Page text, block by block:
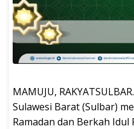
MAMUJU,
Sulawesi Barat (Sulbar)
Ramadan dan Berkah Idul